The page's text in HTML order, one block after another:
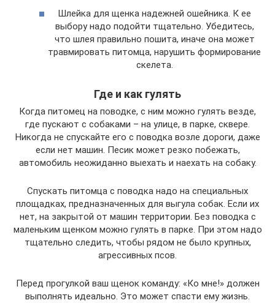
Шлейка для щенка надежней ошейника. К ее
выбору надо подойти тщательно. Убедитесь,
что шлея правильно пошита, иначе она может
травмировать питомца, нарушить формирование
скелета.
Где и как гулять
Когда питомец на поводке, с ним можно гулять везде,
где пускают с собаками – на улице, в парке, сквере.
Никогда не спускайте его с поводка возле дороги, даже
если нет машин. Песик может резко побежать,
автомобиль неожиданно выехать и наехать на собаку.
Спускать питомца с поводка надо на специальных
площадках, предназначенных для выгула собак. Если их
нет, на закрытой от машин территории. Без поводка с
маленьким щенком можно гулять в парке. При этом надо
тщательно следить, чтобы рядом не было крупных,
агрессивных псов.
Перед прогулкой ваш щенок команду: «Ко мне!» должен
выполнять идеально. Это может спасти ему жизнь.